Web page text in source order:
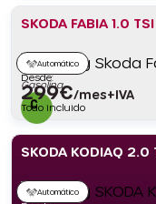
SKODA FABIA 1.0
Automático
Gasolina
Desde:
299€/mes+IVA
Todo incluido
SKODA KODIAQ 2.0
Automático